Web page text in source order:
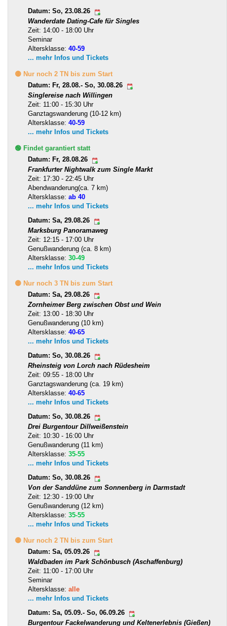
Datum: So, 23.08.26
Wanderdate Dating-Cafe für Singles
Zeit: 14:00 - 18:00 Uhr
Seminar
Altersklasse: 40-59
... mehr Infos und Tickets
🟡 Nur noch 2 TN bis zum Start
Datum: Fr, 28.08.- So, 30.08.26
Singlereise nach Willingen
Zeit: 11:00 - 15:30 Uhr
Ganztagswanderung (10-12 km)
Altersklasse: 40-59
... mehr Infos und Tickets
🟢 Findet garantiert statt
Datum: Fr, 28.08.26
Frankfurter Nightwalk zum Single Markt
Zeit: 17:30 - 22:45 Uhr
Abendwanderung(ca. 7 km)
Altersklasse: ab 40
... mehr Infos und Tickets
Datum: Sa, 29.08.26
Marksburg Panoramaweg
Zeit: 12:15 - 17:00 Uhr
Genußwanderung (ca. 8 km)
Altersklasse: 30-49
... mehr Infos und Tickets
🟡 Nur noch 3 TN bis zum Start
Datum: Sa, 29.08.26
Zornheimer Berg zwischen Obst und Wein
Zeit: 13:00 - 18:30 Uhr
Genußwanderung (10 km)
Altersklasse: 40-65
... mehr Infos und Tickets
Datum: So, 30.08.26
Rheinsteig von Lorch nach Rüdesheim
Zeit: 09:55 - 18:00 Uhr
Ganztagswanderung (ca. 19 km)
Altersklasse: 40-65
... mehr Infos und Tickets
Datum: So, 30.08.26
Drei Burgentour Dillweißenstein
Zeit: 10:30 - 16:00 Uhr
Genußwanderung (11 km)
Altersklasse: 35-55
... mehr Infos und Tickets
Datum: So, 30.08.26
Von der Sanddüne zum Sonnenberg in Darmstadt
Zeit: 12:30 - 19:00 Uhr
Genußwanderung (12 km)
Altersklasse: 35-55
... mehr Infos und Tickets
🟡 Nur noch 2 TN bis zum Start
Datum: Sa, 05.09.26
Waldbaden im Park Schönbusch (Aschaffenburg)
Zeit: 11:00 - 17:00 Uhr
Seminar
Altersklasse: alle
... mehr Infos und Tickets
Datum: Sa, 05.09.- So, 06.09.26
Burgentour Fackelwanderung und Keltenerlebnis (Gießen)